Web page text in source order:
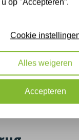
op "Accepteren”.
Cookie
Alles weigeren
Accepteren